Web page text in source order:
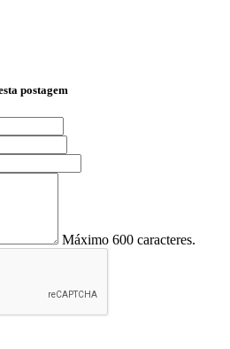
postagem
Máximo 600 caracteres.